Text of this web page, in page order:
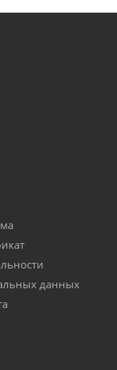
данных